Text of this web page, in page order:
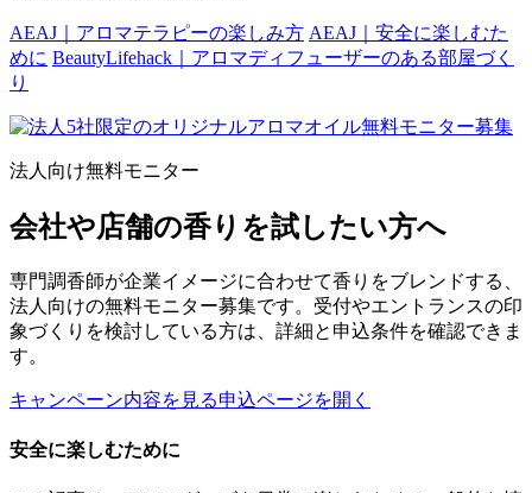
AEAJ｜アロマテラピーの楽しみ方 AEAJ｜安全に楽しむた
めに BeautyLifehack｜アロマディフューザーのある部屋づく
り
法人向け無料モニター
会社や店舗の香りを試したい方へ
専門調香師が企業イメージに合わせて香りをブレンドする、
法人向けの無料モニター募集です。受付やエントランスの印
象づくりを検討している方は、詳細と申込条件を確認できま
す。
キャンペーン内容を見る申込ページを開く
安全に楽しむために